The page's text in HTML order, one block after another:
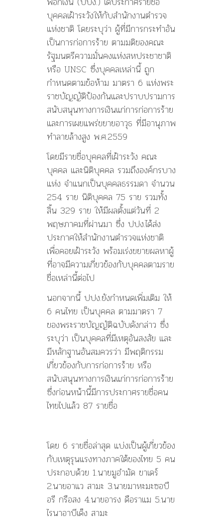
บุคคลเฝ้าระวังให้กับสำนักงานตำรวจ
แห่งชาติ โดยระบุว่า ผู้ที่มีการกระทำอัน
เป็นการก่อการร้าย ตามมติของคณะ
รัฐมนตรีความมั่นคงแห่งสหประชาชาติ
หรือ UNSC ซึ่งบุคคลเหล่านี้ ถูก
กำหนดตามข้อห้าม มาตรา 6 แห่งพระ
ราชบัญญัติป้องกันและปราบปรามการ
สนับสนุนทางการเงินแก่การก่อการร้าย
และการเผยแพร่ขยายอาวุธ ที่มีอานุภาพ
ทำลายล้างสูง พ.ศ.2559
โดยมีรายชื่อบุคคลที่เฝ้าระวัง คณะ
บุคคล และนิติบุคคล รวมถึงองค์กรบาง
แห่ง จำแนกเป็นบุคคลธรรมดา จำนวน
254 ราย นิติบุคคล 75 ราย รวมทั้ง
สิ้น 329 ราย ให้มีผลตั้งแต่วันที่ 2
พฤษภาคมที่ผ่านมา ซึ่ง ปปง.ได้ส่ง
ประกาศให้สำนักงานตำรวจแห่งชาติ
เพื่อคอยเฝ้าระวัง พร้อมเร่งขยายผลหาผู้
ที่อาจมีความเกี่ยวข้องกับบุคคลตามราย
ชื่อเหล่านี้ต่อไป
นอกจากนี้ ปปง.ยังกำหนดเพิ่มเติม ให้
6 คนไทย เป็นบุคคล ตามมาตรา 7
ของพระราชบัญญัติฉบับดังกล่าว ซึ่ง
ระบุว่า เป็นบุคคลที่มีเหตุอันสงสัย และ
มีหลักฐานอันสมควรว่า มีพฤติกรรม
เกี่ยวข้องกับการก่อการร้าย หรือ
สนับสนุนทางการเงินแก่การก่อการร้าย
ซึ่งก่อนหน้านี้มีการประกาศรายชื่อคน
ไทยไปแล้ว 87 รายชื่อ
โดย 6 รายชื่อล่าสุด แบ่งเป็นผู้เกี่ยวข้อง
กับเหตุรุนแรงทางภาคใต้ของไทย 5 คน
ประกอบด้วย 1.นายมูฮำมัด ขาเดร์
2.นายอาแว สามะ 3.นายมาหะมะซอบื
อรี กรือสง 4.นายอารง ดือราแม 5.นาย
ไรนาอาบีเด็ง สามะ